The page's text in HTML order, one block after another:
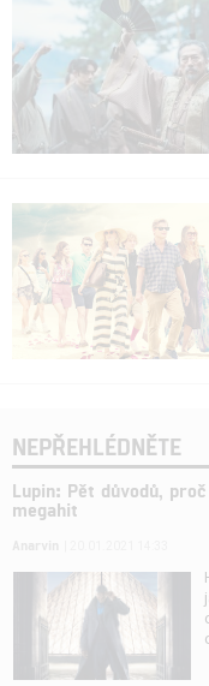
NEPŘEHLÉDNĚTE
Lupin: Pět důvodů,
megahit